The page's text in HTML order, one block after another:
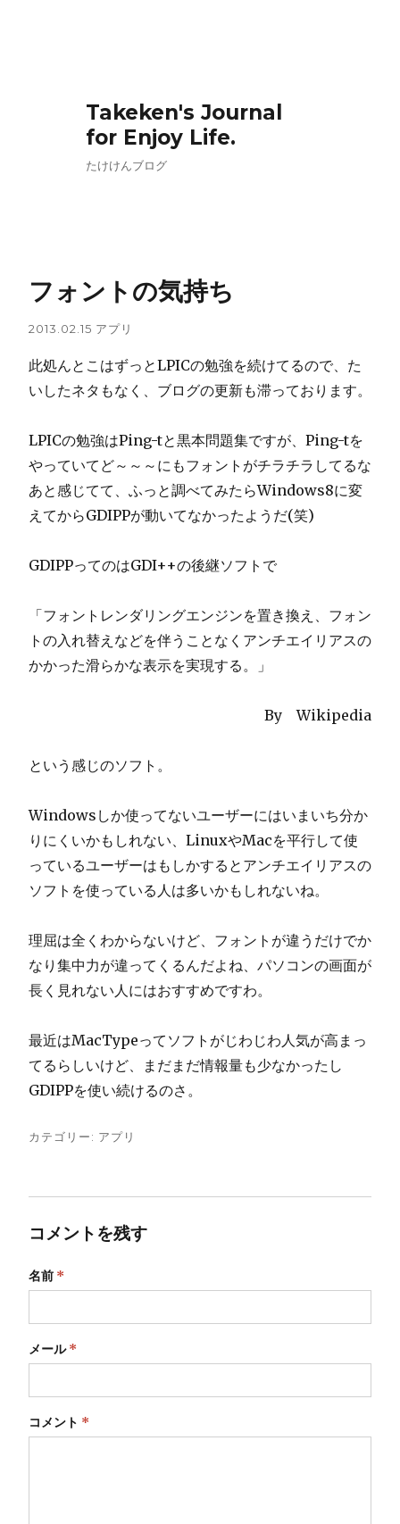
Takeken's Journal
for Enjoy Life.
たけけんブログ
フォントの気持ち
2013.02.15 アプリ
此処んとこはずっとLPICの勉強を続けてるので、た
いしたネタもなく、ブログの更新も滞っております。
LPICの勉強はPing-tと黒本問題集ですが、Ping-tを
やっていてど～～～にもフォントがチラチラしてるな
あと感じてて、ふっと調べてみたらWindows8に変
えてからGDIPPが動いてなかったようだ(笑)
GDIPPってのはGDI++の後継ソフトで
「フォントレンダリングエンジンを置き換え、フォン
トの入れ替えなどを伴うことなくアンチエイリアスの
かかった滑らかな表示を実現する。」
By Wikipedia
という感じのソフト。
Windowsしか使ってないユーザーにはいまいち分か
りにくいかもしれない、LinuxやMacを平行して使
っているユーザーはもしかするとアンチエイリアスの
ソフトを使っている人は多いかもしれないね。
理屈は全くわからないけど、フォントが違うだけでか
なり集中力が違ってくるんだよね、パソコンの画面が
長く見れない人にはおすすめですわ。
最近はMacTypeってソフトがじわじわ人気が高まっ
てるらしいけど、まだまだ情報量も少なかったし
GDIPPを使い続けるのさ。
カテゴリー: アプリ
コメントを残す
名前 *
メール*
コメント *